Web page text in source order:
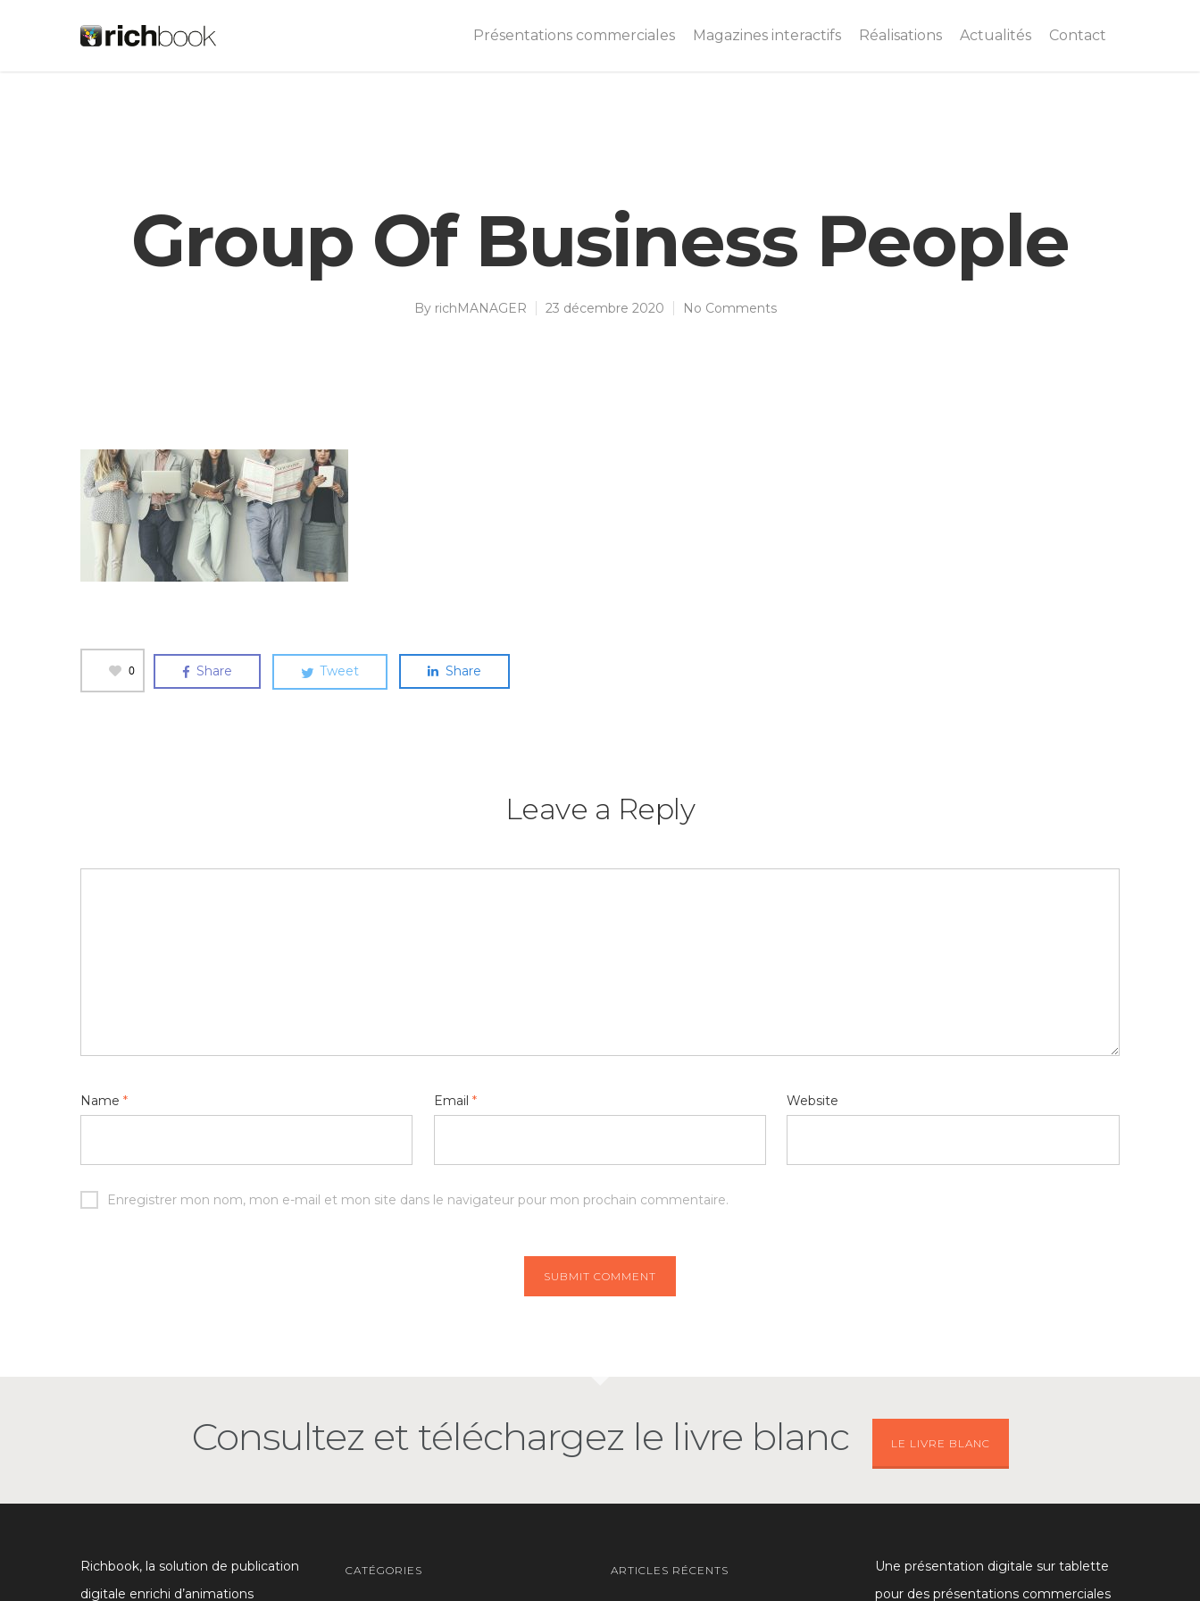
Présentations commerciales Magazines interactifs Réalisations Actualités Contact
Group Of Business People
By richMANAGER 23 décembre 2020 No Comments
0 Share Tweet Share
Leave a Reply
Name * Email * Website
Enregistrer mon nom, mon e-mail et mon site dans le navigateur pour mon prochain commentaire.
Consultez et téléchargez le livre blanc LE LIVRE BLANC
Richbook, la solution de publication
digitale enrichi d’animations
CATÉGORIES ARTICLES RÉCENTS
Une présentation digitale sur tablette
pour des présentations commerciales